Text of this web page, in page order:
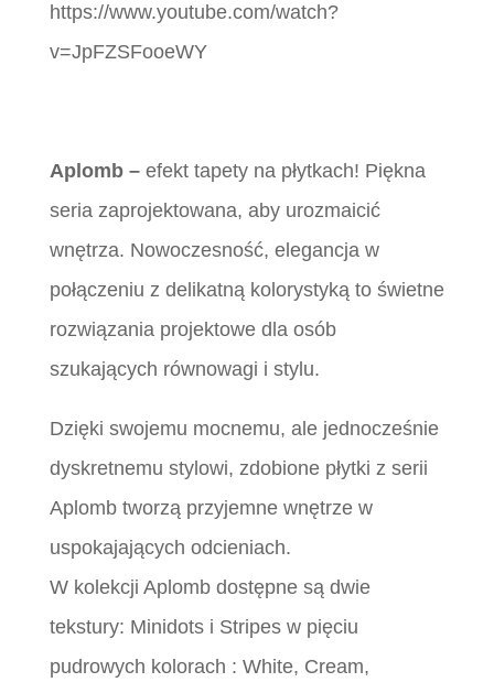
https://www.youtube.com/watch?
v=JpFZSFooeWY
Aplomb – efekt tapety na płytkach! Piękna
seria zaprojektowana, aby urozmaicić
wnętrza. Nowoczesność, elegancja w
połączeniu z delikatną kolorystyką to świetne
rozwiązania projektowe dla osób
szukających równowagi i stylu.
Dzięki swojemu mocnemu, ale jednocześnie
dyskretnemu stylowi, zdobione płytki z serii
Aplomb tworzą przyjemne wnętrze w
uspokajających odcieniach.
W kolekcji Aplomb dostępne są dwie
tekstury: Minidots i Stripes w pięciu
pudrowych kolorach : White, Cream,